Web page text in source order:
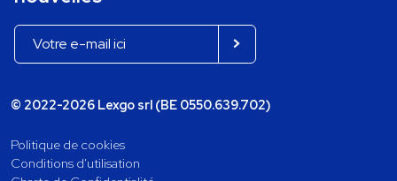
© 2022-2026 Lexgo srl (BE 0550.639.702)
Politique de cookies
Conditions d'utilisation